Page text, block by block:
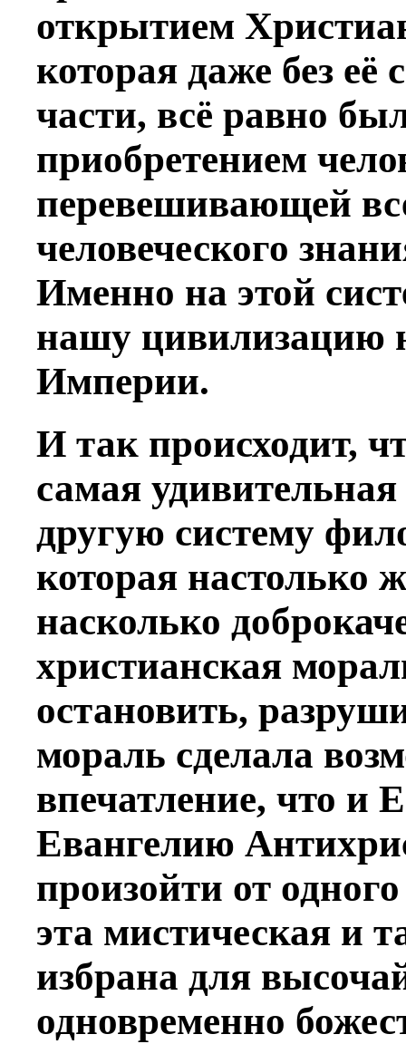
открытием
которая даже без её
части, всё равно
приобретением
перевешивающей
человеческого
Именно на этой
нашу цивилизацию
Империи.
И так происходит,
самая
другую систему
которая настолько
насколько
христианская
остановить,
мораль сделала
впечатление, что и
Евангелию
произойти от
эта мистическая и
избрана для
одновременно